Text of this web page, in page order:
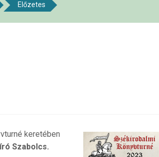
Előzetes
keretében
Szabolcs.